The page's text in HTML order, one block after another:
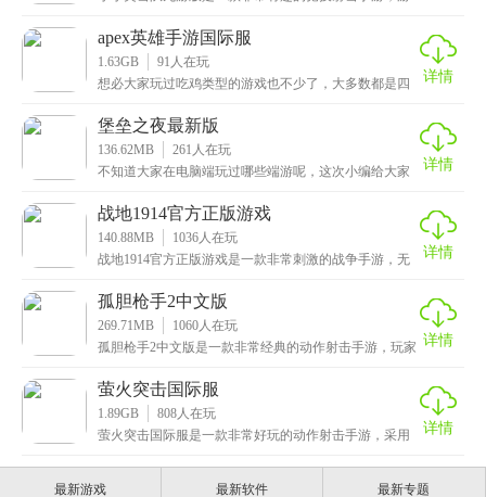
效。游
apex英雄手游国际服
1.63GB 91 人在玩
想必大家玩过吃鸡类型的游戏也不少了，大多数都是四
次小
详情
堡垒之夜最新版
136.62MB 261 人在玩
不知道大家在电脑端玩过哪些端游呢，这次小编给大家
动作
详情
战地1914官方正版游戏
140.88MB 1036 人在玩
战地1914官方正版游戏是一款非常刺激的战争手游，无
详情
孤胆枪手2中文版
269.71MB 1060 人在玩
孤胆枪手2中文版是一款非常经典的动作射击手游，玩家
界，
详情
萤火突击国际服
1.89GB 808 人在玩
萤火突击国际服是一款非常好玩的动作射击手游，采用
趣
详情
最新游戏 最新软件 最新专题